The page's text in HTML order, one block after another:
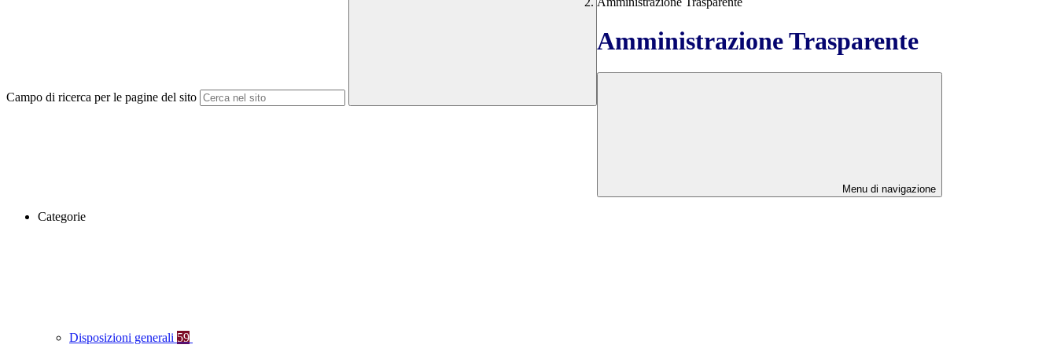
Campo di ricerca per le pagine del sito
Amministrazione Trasparente
Menu di navigazione
Categorie
Disposizioni generali 59